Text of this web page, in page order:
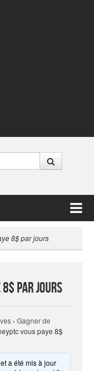
8$ par jours
8$ par jours
› Gagner de
vous paye 8$
a été mis à jour